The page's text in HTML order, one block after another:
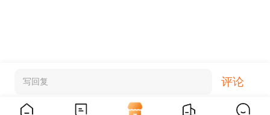
写回复 评论